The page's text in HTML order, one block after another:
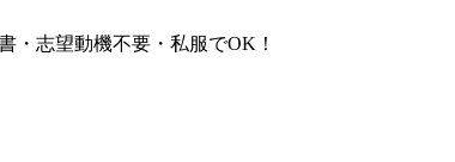
・志望動機不要・私服でOK！